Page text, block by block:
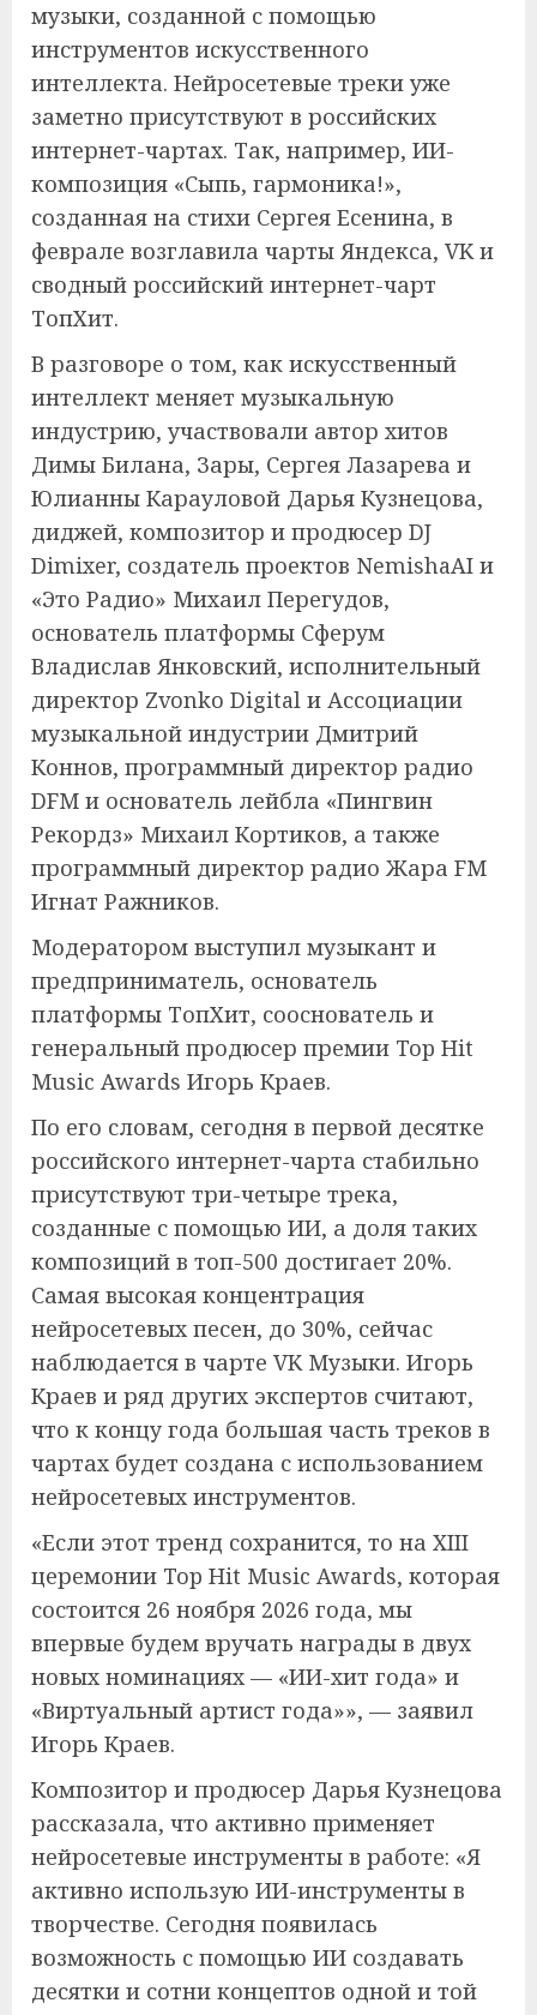
музыки, созданной с помощью
инструментов искусственного
интеллекта. Нейросетевые треки уже
заметно присутствуют в российских
интернет-чартах. Так, например, ИИ-
композиция «Сыпь, гармоника!»,
созданная на стихи Сергея Есенина, в
феврале возглавила чарты Яндекса, VK и
сводный российский интернет-чарт
ТопХит.
В разговоре о том, как искусственный
интеллект меняет музыкальную
индустрию, участвовали автор хитов
Димы Билана, Зары, Сергея Лазарева и
Юлианны Карауловой Дарья Кузнецова,
диджей, композитор и продюсер DJ
Dimixer, создатель проектов NemishaAI и
«Это Радио» Михаил Перегудов,
основатель платформы Сферум
Владислав Янковский, исполнительный
директор Zvonko Digital и Ассоциации
музыкальной индустрии Дмитрий
Коннов, программный директор радио
DFM и основатель лейбла «Пингвин
Рекордз» Михаил Кортиков, а также
программный директор радио Жара FM
Игнат Ражников.
Модератором выступил музыкант и
предприниматель, основатель
платформы ТопХит, сооснователь и
генеральный продюсер премии Top Hit
Music Awards Игорь Краев.
По его словам, сегодня в первой десятке
российского интернет-чарта стабильно
присутствуют три-четыре трека,
созданные с помощью ИИ, а доля таких
композиций в топ-500 достигает 20%.
Самая высокая концентрация
нейросетевых песен, до 30%, сейчас
наблюдается в чарте VK Музыки. Игорь
Краев и ряд других экспертов считают,
что к концу года большая часть треков в
чартах будет создана с использованием
нейросетевых инструментов.
«Если этот тренд сохранится, то на XIII
церемонии Top Hit Music Awards, которая
состоится 26 ноября 2026 года, мы
впервые будем вручать награды в двух
новых номинациях — «ИИ-хит года» и
«Виртуальный артист года»», — заявил
Игорь Краев.
Композитор и продюсер Дарья Кузнецова
рассказала, что активно применяет
нейросетевые инструменты в работе: «Я
активно использую ИИ-инструменты в
творчестве. Сегодня появилась
возможность с помощью ИИ создавать
десятки и сотни концептов одной и той